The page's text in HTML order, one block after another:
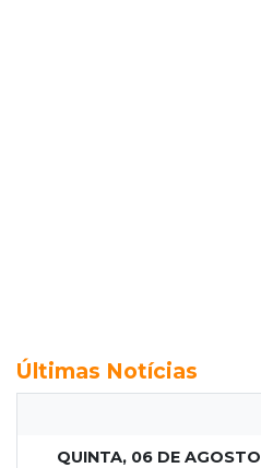
Últimas Notícias
QUINTA, 06 DE AGOSTO